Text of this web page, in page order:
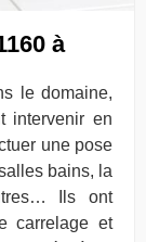
à
le domaine,
intervenir en
une pose
bains, la
Ils ont
carrelage et